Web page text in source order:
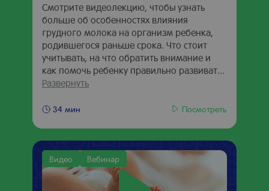
Смотрите видеолекцию, чтобы узнать
больше об особенностях влияния
грудного молока на организм ребенка,
родившегося раньше срока. Что стоит
учитывать, на что обратить внимание и
как помочь ребенку правильно развиват...
Развернуть
34 мин Посмотреть
Видео Вебинар